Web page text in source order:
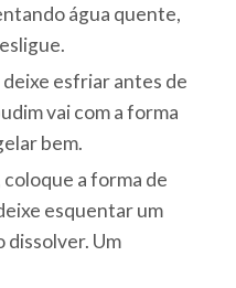
água quente,
esfriar antes de
vai com a forma
bem.
a forma de
esquentar um
dissolver. Um